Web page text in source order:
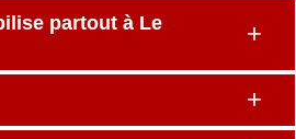
partout à Le